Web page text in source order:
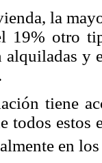
la
19% otro
y
tiene
todos estos
en